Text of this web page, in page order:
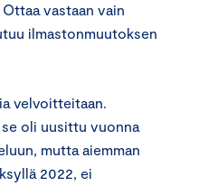
vastaan vain
ilmastonmuutoksen
velvoitteitaan.
oli uusittu vuonna
mutta aiemman
2022, ei